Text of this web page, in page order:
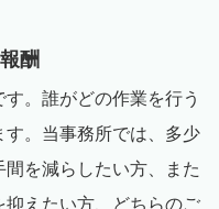
酬
。誰がどの作業を行う
。当事務所では、多少
を減らしたい方、また
えたい方、どちらのご